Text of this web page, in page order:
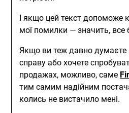
І якщо цей текст допоможе
мої помилки — значить, все
Якщо ви теж давно думаєте
справу або хочете
продажах, можливо, саме
тим самим надійним
колись не вистачило мені.